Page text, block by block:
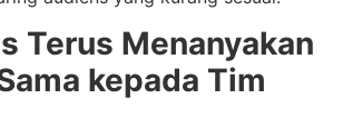
Terus Menanyakan
kepada Tim